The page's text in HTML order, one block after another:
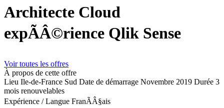
Architecte Cloud
expÃÂ©rience Qlik Sense
Voir toutes les offres
À propos de cette offre
Lieu Ile-de-France Sud Date de démarrage Novembre 2019 Durée 3
mois renouvelables
Expérience / Langue FranÃÂ§ais